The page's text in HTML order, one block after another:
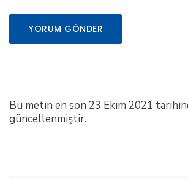
Bu metin en son 23 Ekim 2021
güncellenmiştir.